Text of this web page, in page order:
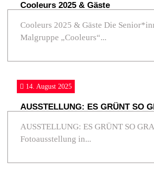
Cooleurs 2025 & Gäste
Cooleurs 2025 & Gäste Die
Malgruppe „Cooleurs“...
14. August 2025
AUSSTELLUNG: ES GRÜNT SO
AUSSTELLUNG: ES GRÜNT SO
Fotoausstellung in...